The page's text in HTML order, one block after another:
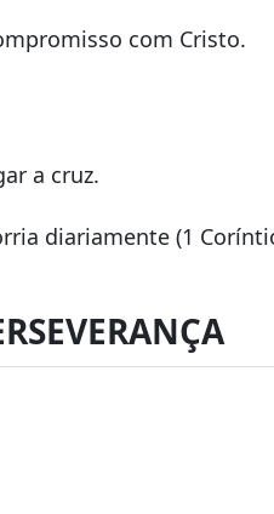
com Cristo.
a cruz.
diariamente (1